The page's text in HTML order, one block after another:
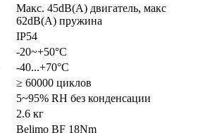
Макс. 45dB(A) двигатель, макс
62dB(A) пружина
IP54
-20~+50°С
-40...+70°С
≥ 60000 циклов
5~95% RH без конденсации
2.6 кг
Belimo BF 18Nm